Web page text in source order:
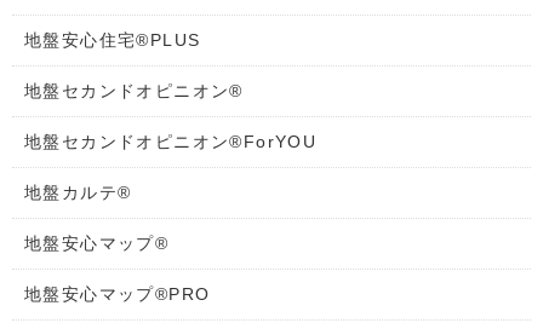
地盤安心住宅®PLUS
地盤セカンドオピニオン®
地盤セカンドオピニオン®ForYOU
地盤カルテ®
地盤安心マップ®
地盤安心マップ®PRO